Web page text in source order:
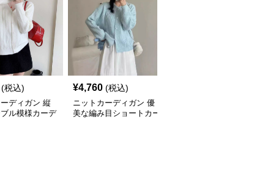
(税込)
ディガン 縦
ル模様カーデ
¥4,760 (税込)
ニットカーディガン 優
美な編み目ショートカー